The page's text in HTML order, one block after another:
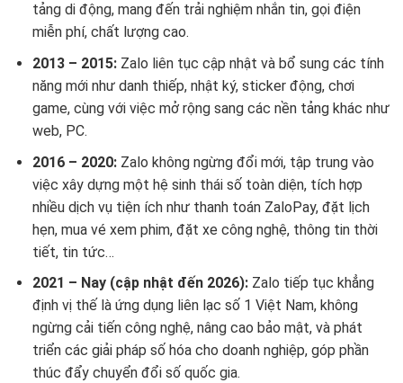
tảng di động, mang đến trải nghiệm nhắn tin, gọi điện
miễn phí, chất lượng cao.
2013 – 2015:Zalo liên tục cập nhật và bổ sung các tính
năng mới như danh thiếp, nhật ký, sticker động, chơi
game, cùng với việc mở rộng sang các nền tảng khác như
web, PC.
2016 – 2020:Zalo không ngừng đổi mới, tập trung vào
việc xây dựng một hệ sinh thái số toàn diện, tích hợp
nhiều dịch vụ tiện ích như thanh toán ZaloPay, đặt lịch
hẹn, mua vé xem phim, đặt xe công nghệ, thông tin thời
tiết, tin tức…
2021 – Nay (cập nhật đến 2026):Zalo tiếp tục khẳng
định vị thế là ứng dụng liên lạc số 1 Việt Nam, không
ngừng cải tiến công nghệ, nâng cao bảo mật, và phát
triển các giải pháp số hóa cho doanh nghiệp, góp phần
thúc đẩy chuyển đổi số quốc gia.